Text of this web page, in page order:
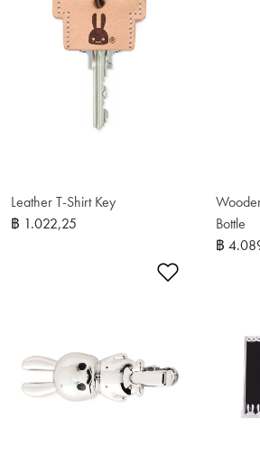
Leather T-Shirt Key
฿ 1.022,25
Bottle
฿
เพิ่มในรา